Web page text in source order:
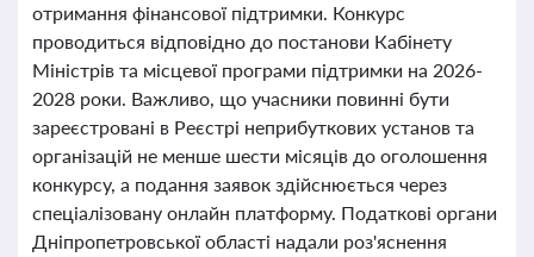
отримання фінансової підтримки. Конкурс
проводиться відповідно до постанови Кабінету
Міністрів та місцевої програми підтримки на 2026-
2028 роки. Важливо, що учасники повинні бути
зареєстровані в Реєстрі неприбуткових установ та
організацій не менше шести місяців до оголошення
конкурсу, а подання заявок здійснюється через
спеціалізовану онлайн платформу. Податкові органи
Дніпропетровської області надали роз'яснення